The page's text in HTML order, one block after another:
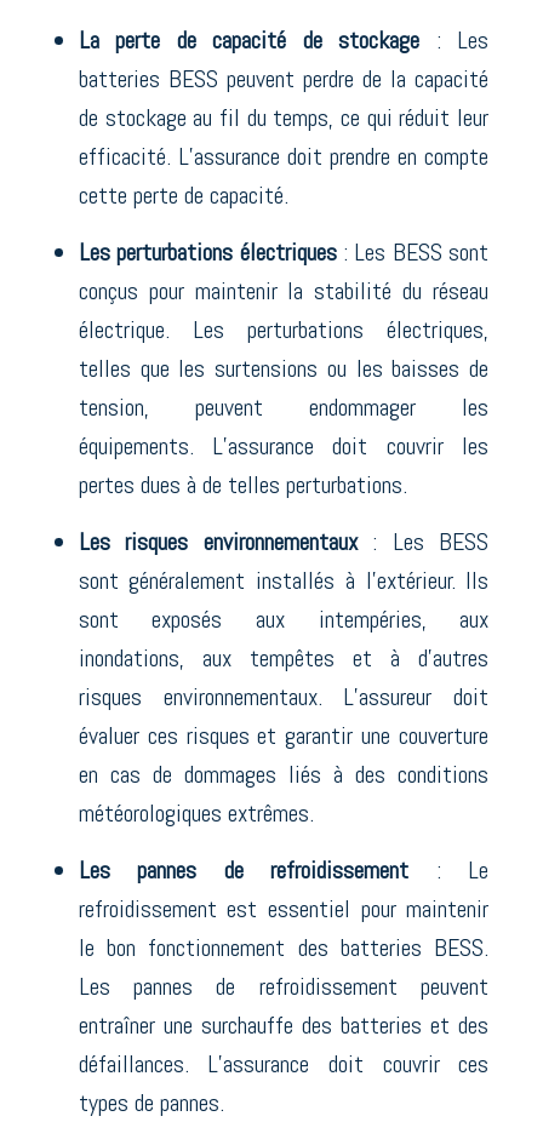
La perte de capacité de stockage : Les
batteries BESS peuvent perdre de la capacité
de stockage au fil du temps, ce qui réduit leur
efficacité. L’assurance doit prendre en compte
cette perte de capacité.
Les perturbations électriques: Les BESS sont
conçus pour maintenir la stabilité du réseau
électrique. Les perturbations électriques,
telles que les surtensions ou les baisses de
tension, peuvent endommager les
équipements. L’assurance doit couvrir les
pertes dues à de telles perturbations.
Les risques environnementaux: Les BESS
sont généralement installés à l’extérieur. Ils
sont exposés aux intempéries, aux
inondations, aux tempêtes et à d’autres
risques environnementaux. L’assureur doit
évaluer ces risques et garantir une couverture
en cas de dommages liés à des conditions
météorologiques extrêmes.
Les pannes de refroidissement : Le
refroidissement est essentiel pour maintenir
le bon fonctionnement des batteries BESS.
Les pannes de refroidissement peuvent
entraîner une surchauffe des batteries et des
défaillances. L’assurance doit couvrir ces
types de pannes.